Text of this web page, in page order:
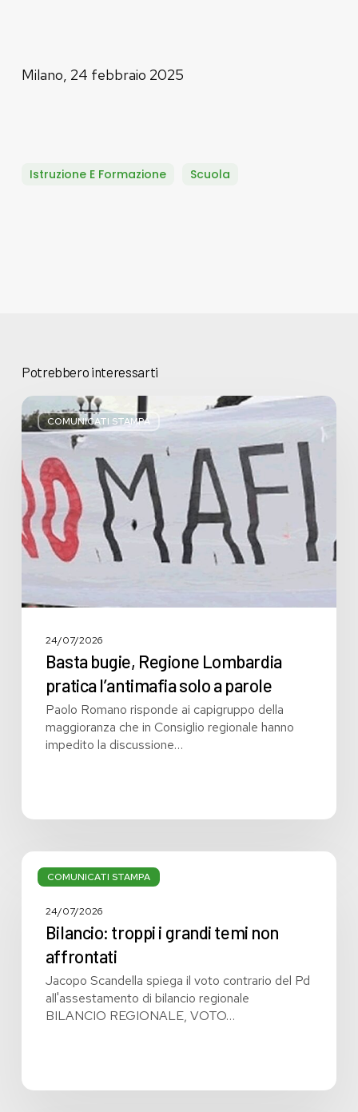
Milano, 24 febbraio 2025
Istruzione E Formazione Scuola
Potrebbero interessarti
COMUNICATI STAMPA
Basta
bugie,
Regione
Lombardia
pratica
l’antimafia
solo
a
parole
24/07/2026
Basta bugie, Regione Lombardia
pratica l’antimafia solo a parole
Paolo Romano risponde ai capigruppo della
maggioranza che in Consiglio regionale hanno
impedito la discussione…
COMUNICATI STAMPA
Bilancio:
troppi
grandi
affrontati
24/07/2026
Bilancio: troppi i grandi temi non
affrontati
Jacopo Scandella spiega il voto contrario del Pd
all'assestamento di bilancio regionale
BILANCIO REGIONALE, VOTO…